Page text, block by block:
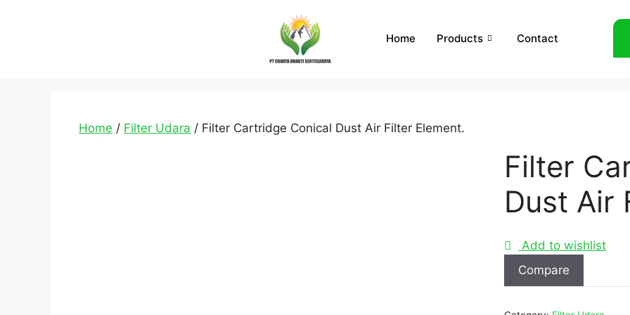
Home Products Contact
Home / Filter Udara / Filter Cartridge Conical Dust Air Filter Element.
Filter
Dust Air
Add to wishlist
Compare